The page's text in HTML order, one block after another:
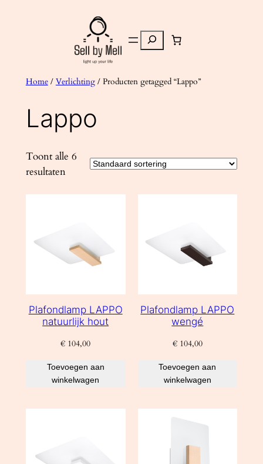
Zoeken
Home/ Verlichting/ Producten getagged “Lappo”
Lappo
Toont alle 6
resultaten
Plafondlamp LAPPO
natuurlijk hout
€ 104,00
Toevoegen aan
winkelwagen
Plafondlamp LAPPO
wengé
€104,00
Toevoegen aan
winkelwagen